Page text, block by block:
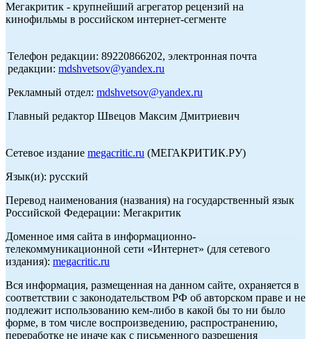
Мегакритик - крупнейший агрегатор рецензий на
кинофильмы в российском интернет-сегменте
Телефон редакции: 89220866202, электронная почта
редакции: mdshvetsov@yandex.ru
Рекламный отдел: mdshvetsov@yandex.ru
Главный редактор Швецов Максим Дмитриевич
Сетевое издание megacritic.ru (МЕГАКРИТИК.РУ)
Язык(и): русский
Перевод наименования (названия) на государственный язык
Российской Федерации: Мегакритик
Доменное имя сайта в информационно-
телекоммуникационной сети «Интернет» (для сетевого
издания): megacritic.ru
Вся информация, размещенная на данном сайте, охраняется в
соответствии с законодательством РФ об авторском праве и не
подлежит использованию кем-либо в какой бы то ни было
форме, в том числе воспроизведению, распространению,
переработке не иначе как с письменного разрешения